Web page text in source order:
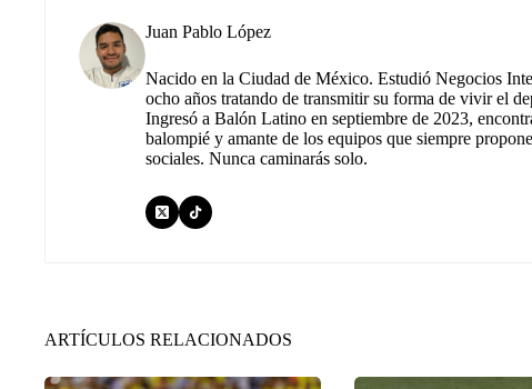
Juan Pablo López
Nacido en la Ciudad de México. Estudió Negocios
ocho años tratando de transmitir su forma de vivir el
Ingresó a Balón Latino en septiembre de 2023,
balompié y amante de los equipos que siempre
sociales. Nunca caminarás solo.
ARTÍCULOS RELACIONADOS